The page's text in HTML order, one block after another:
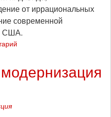
от иррациональных
современной
США.